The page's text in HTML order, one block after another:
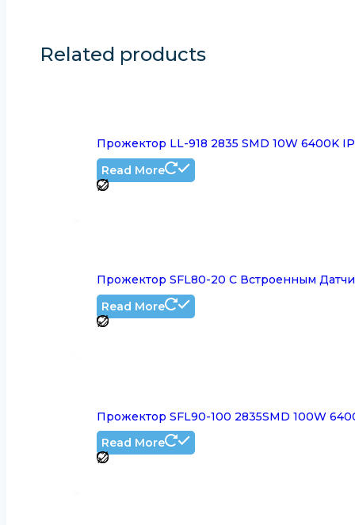
Related products
Прожектор LL-918 2835 SMD 10W 6400K
Read More
Прожектор SFL80-20 С Встроенным
Read More
Прожектор SFL90-100 2835SMD 100W
Read More